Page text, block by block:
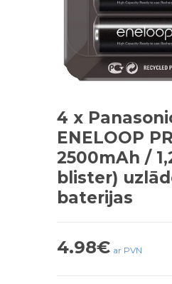
4 x
ENELOOP
2500mAh /
blister)
baterijas
4.98€ ar PVN